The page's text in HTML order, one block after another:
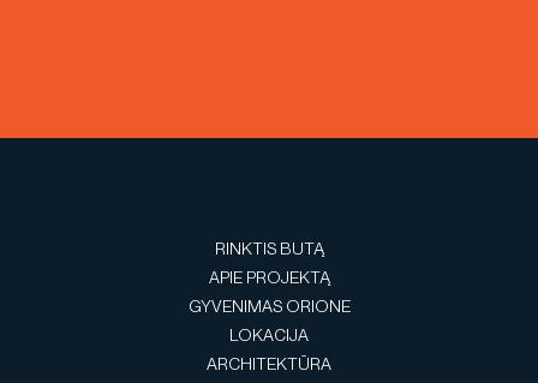
RINKTIS BUTĄ
APIE PROJEKTĄ
GYVENIMAS ORIONE
LOKACIJA
ARCHITEKTŪRA